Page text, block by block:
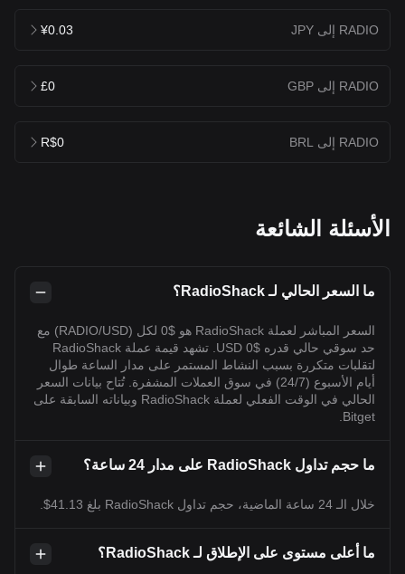
RADIO إلى JPY ¥0.03
RADIO إلى GBP £0
RADIO إلى BRL R$0
الأسئلة الشائعة
ما السعر الحالي لـ RadioShack؟
السعر المباشر لعملة RadioShack هو $0 لكل (RADIO/USD) مع
حد سوقي حالي قدره $0 USD. تشهد قيمة عملة RadioShack
لتقلبات متكررة بسبب النشاط المستمر على مدار الساعة طوال
أيام الأسبوع (24/7) في سوق العملات المشفرة. تُتاح بيانات السعر
الحالي في الوقت الفعلي لعملة RadioShack وبياناته السابقة على
Bitget.
ما حجم تداول RadioShack على مدار 24 ساعة؟
خلال الـ 24 ساعة الماضية، حجم تداول RadioShack بلغ 41.13$.
ما أعلى مستوى على الإطلاق لـ RadioShack؟